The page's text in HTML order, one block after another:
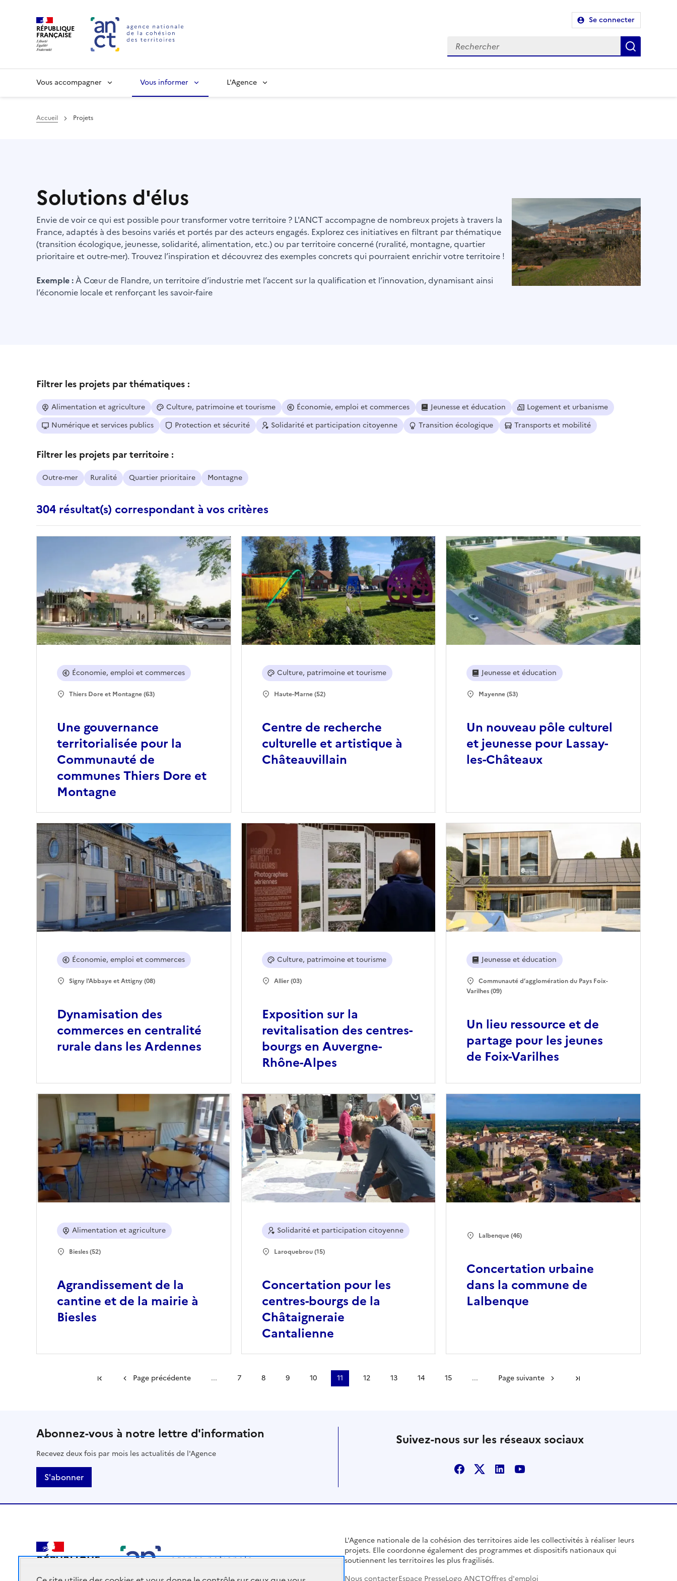
RÉPUBLIQUE
FRANÇAISE
Se connecter
Vous accompagner Vous informer L'Agence
Accueil Projets
Solutions d'élus
Envie de voir ce qui est possible pour transformer votre territoire ? L'ANCT accompagne de nombreux projets à travers la
France, adaptés à des besoins variés et portés par des acteurs engagés. Explorez ces initiatives en filtrant par thématique
(transition écologique, jeunesse, solidarité, alimentation, etc.) ou par territoire concerné (ruralité, montagne, quartier
prioritaire et outre-mer). Trouvez l’inspiration et découvrez des exemples concrets qui pourraient enrichir votre territoire !
Exemple :À Cœur de Flandre, un territoire d’industrie met l’accent sur la qualification et l’innovation, dynamisant ainsi
l’économie locale et renforçant les savoir-faire
Filtrer les projets par thématiques :
Alimentation et agriculture Culture, patrimoine et tourisme Économie, emploi et commerces Jeunesse et éducation
Logement et urbanisme
Numérique et services publics
Protection et sécurité Solidarité et participation citoyenne Transition écologique Transports et mobilité
Filtrer les projets par territoire :
Outre-mer Ruralité Quartier prioritaire Montagne
304 résultat(s) correspondant à vos critères
Une gouvernance
territorialisée pour la
Communauté de
communes Thiers Dore et
Montagne
Économie, emploi et commerces
Thiers Dore et Montagne (63)
Centre de recherche
culturelle et artistique à
Châteauvillain
Culture, patrimoine et tourisme
Haute-Marne (52)
Un nouveau pôle culturel
et jeunesse pour Lassay-
les-Châteaux
Jeunesse et éducation
Mayenne (53)
Dynamisation des
commerces en centralité
rurale dans les Ardennes
Économie, emploi et commerces
Signy l'Abbaye et Attigny (08)
Exposition sur la
revitalisation des centres-
bourgs en Auvergne-
Rhône-Alpes
Culture, patrimoine et tourisme
Allier (03)
Un lieu ressource et de
partage pour les jeunes
de Foix-Varilhes
Jeunesse et éducation
Communauté d’agglomération du Pays Foix-
Varilhes (09)
Agrandissement de la
cantine et de la mairie à
Biesles
Alimentation et agriculture
Biesles (52)
Concertation pour les
centres-bourgs de la
Châtaigneraie
Cantalienne
Solidarité et participation citoyenne
Laroquebrou (15)
Concertation urbaine
dans la commune de
Lalbenque
Lalbenque (46)
Première page
Page précédente ... 7 8 9 10 11 12 13 14 15 ... Page suivante
Abonnez-vous à notre lettre d'information
Recevez deux fois par mois les actualités de l'Agence
S'abonner
Suivez-nous sur les réseaux sociaux
Facebook
X LinkedinYoutube
RÉPUBLIQUE
L'Agence nationale de la cohésion des territoires aide les collectivités à réaliser leurs
projets. Elle coordonne également des programmes et dispositifs nationaux qui
soutiennent les territoires les plus fragilisés.
Nous contacterEspace PresseLogo ANCTOffres d'emploi